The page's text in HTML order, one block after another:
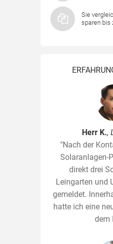
Sie
sparen bis
Herr K.,
"Nach der
Solaranlagen-
direkt drei
Leingarten und
gemeldet.
hatte ich eine
dem